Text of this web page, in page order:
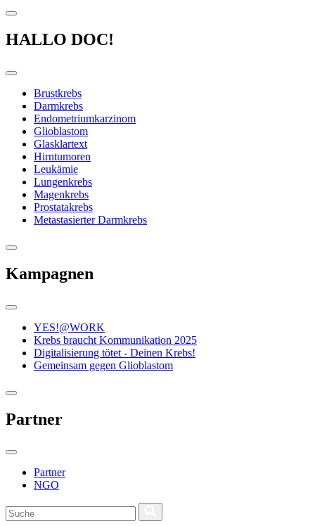
HALLO DOC!
Brustkrebs
Darmkrebs
Endometriumkarzinom
Glioblastom
Glasklartext
Hirntumoren
Leukämie
Lungenkrebs
Magenkrebs
Prostatakrebs
Metastasierter Darmkrebs
Kampagnen
YES!@WORK
Krebs braucht Kommunikation 2025
Digitalisierung tötet - Deinen Krebs!
Gemeinsam gegen Glioblastom
Partner
Partner
NGO